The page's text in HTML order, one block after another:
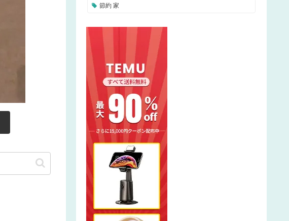
節約 家